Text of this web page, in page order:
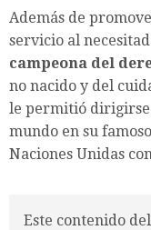
Además de
servicio al
campeona del
no nacido y del
le permitió dirigirse
mundo en su
Naciones Unidas
Este contenido